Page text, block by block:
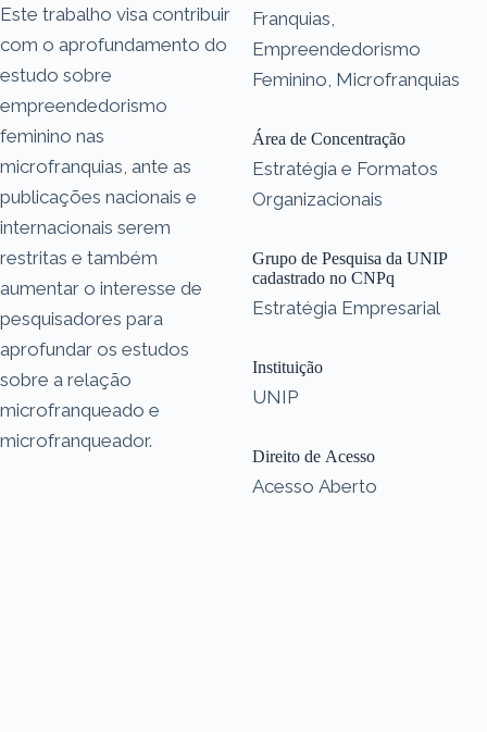
Este trabalho visa contribuir
com o aprofundamento do
estudo sobre
empreendedorismo
feminino nas
microfranquias, ante as
publicações nacionais e
internacionais serem
restritas e também
aumentar o interesse de
pesquisadores para
aprofundar os estudos
sobre a relação
microfranqueado e
microfranqueador.
Franquias,
Empreendedorismo
Feminino, Microfranquias
Área de Concentração
Estratégia e Formatos
Organizacionais
Grupo de Pesquisa da UNIP
cadastrado no CNPq
Estratégia Empresarial
Instituição
UNIP
Direito de Acesso
Acesso Aberto